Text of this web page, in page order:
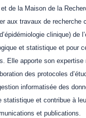
de la Maison de la
aux travaux de recherche
clinique) de
et statistique et pour
Elle apporte son expertise
des protocoles
informatisée des
statistique et contribue à
et publications.